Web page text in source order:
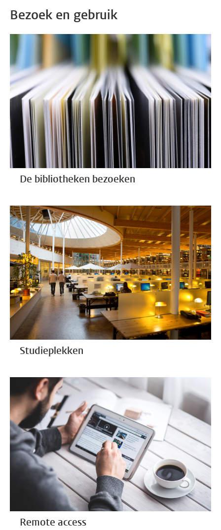
Bezoek en gebruik
De bibliotheken bezoeken
Studieplekken
Remote access